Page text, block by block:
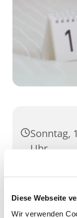
Diese Webseite
Wir verwenden
Sonntag,
Uhr
Dom,